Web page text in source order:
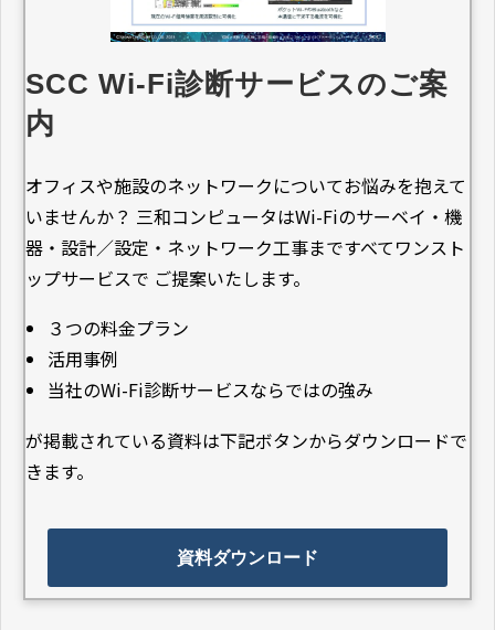
SCC Wi-Fi診断サービスのご案
内
オフィスや施設のネットワークについてお悩みを抱えて
いませんか？ 三和コンピュータはWi-Fiのサーベイ・機
器・設計／設定・ネットワーク工事まですべてワンスト
ップサービスで ご提案いたします。
３つの料金プラン
活用事例
当社のWi-Fi診断サービスならではの強み
が掲載されている資料は下記ボタンからダウンロードで
きます。
資料ダウンロード